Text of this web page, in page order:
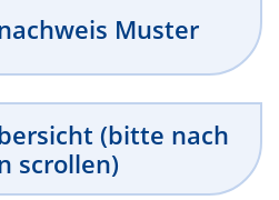
Muster
(bitte nach
scrollen)